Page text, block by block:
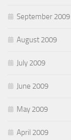
September 2009
August 2009
July 2009
June 2009
May 2009
April 2009